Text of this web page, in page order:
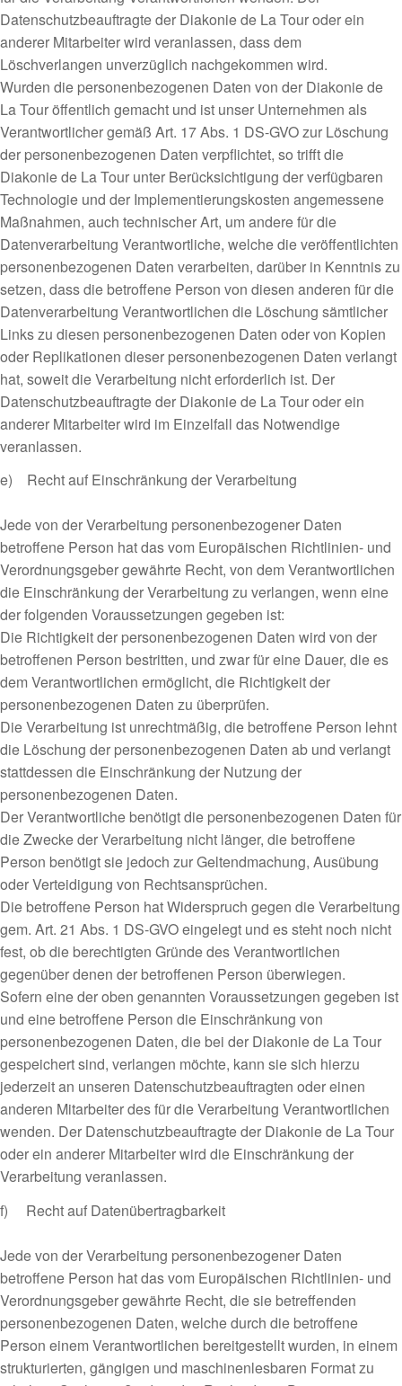
Datenschutzbeauftragte der Diakonie de La Tour oder ein
anderer Mitarbeiter wird veranlassen, dass dem
Löschverlangen unverzüglich nachgekommen wird.
Wurden die personenbezogenen Daten von der Diakonie de
La Tour öffentlich gemacht und ist unser Unternehmen als
Verantwortlicher gemäß Art. 17 Abs. 1 DS-GVO zur Löschung
der personenbezogenen Daten verpflichtet, so trifft die
Diakonie de La Tour unter Berücksichtigung der verfügbaren
Technologie und der Implementierungskosten angemessene
Maßnahmen, auch technischer Art, um andere für die
Datenverarbeitung Verantwortliche, welche die veröffentlichten
personenbezogenen Daten verarbeiten, darüber in Kenntnis zu
setzen, dass die betroffene Person von diesen anderen für die
Datenverarbeitung Verantwortlichen die Löschung sämtlicher
Links zu diesen personenbezogenen Daten oder von Kopien
oder Replikationen dieser personenbezogenen Daten verlangt
hat, soweit die Verarbeitung nicht erforderlich ist. Der
Datenschutzbeauftragte der Diakonie de La Tour oder ein
anderer Mitarbeiter wird im Einzelfall das Notwendige
veranlassen.
e) Recht auf Einschränkung der Verarbeitung
Jede von der Verarbeitung personenbezogener Daten
betroffene Person hat das vom Europäischen Richtlinien- und
Verordnungsgeber gewährte Recht, von dem Verantwortlichen
die Einschränkung der Verarbeitung zu verlangen, wenn eine
der folgenden Voraussetzungen gegeben ist:
Die Richtigkeit der personenbezogenen Daten wird von der
betroffenen Person bestritten, und zwar für eine Dauer, die es
dem Verantwortlichen ermöglicht, die Richtigkeit der
personenbezogenen Daten zu überprüfen.
Die Verarbeitung ist unrechtmäßig, die betroffene Person lehnt
die Löschung der personenbezogenen Daten ab und verlangt
stattdessen die Einschränkung der Nutzung der
personenbezogenen Daten.
Der Verantwortliche benötigt die personenbezogenen Daten für
die Zwecke der Verarbeitung nicht länger, die betroffene
Person benötigt sie jedoch zur Geltendmachung, Ausübung
oder Verteidigung von Rechtsansprüchen.
Die betroffene Person hat Widerspruch gegen die Verarbeitung
gem. Art. 21 Abs. 1 DS-GVO eingelegt und es steht noch nicht
fest, ob die berechtigten Gründe des Verantwortlichen
gegenüber denen der betroffenen Person überwiegen.
Sofern eine der oben genannten Voraussetzungen gegeben ist
und eine betroffene Person die Einschränkung von
personenbezogenen Daten, die bei der Diakonie de La Tour
gespeichert sind, verlangen möchte, kann sie sich hierzu
jederzeit an unseren Datenschutzbeauftragten oder einen
anderen Mitarbeiter des für die Verarbeitung Verantwortlichen
wenden. Der Datenschutzbeauftragte der Diakonie de La Tour
oder ein anderer Mitarbeiter wird die Einschränkung der
Verarbeitung veranlassen.
f) Recht auf Datenübertragbarkeit
Jede von der Verarbeitung personenbezogener Daten
betroffene Person hat das vom Europäischen Richtlinien- und
Verordnungsgeber gewährte Recht, die sie betreffenden
personenbezogenen Daten, welche durch die betroffene
Person einem Verantwortlichen bereitgestellt wurden, in einem
strukturierten, gängigen und maschinenlesbaren Format zu